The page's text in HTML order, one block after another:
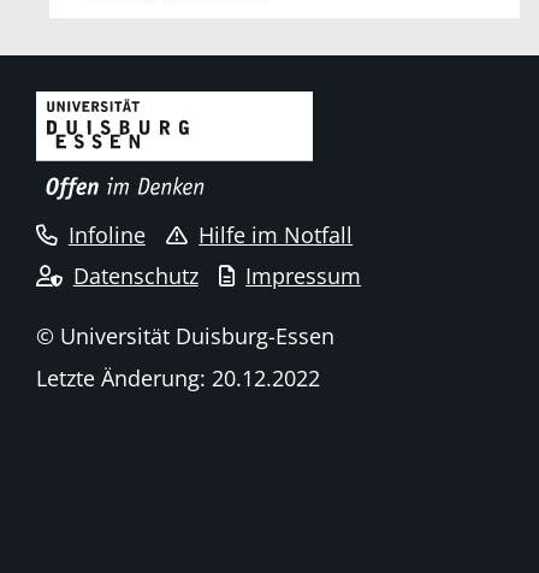
Infoline
Hilfe im Notfall
Datenschutz
Impressum
© Universität Duisburg-Essen
Letzte Änderung: 20.12.2022